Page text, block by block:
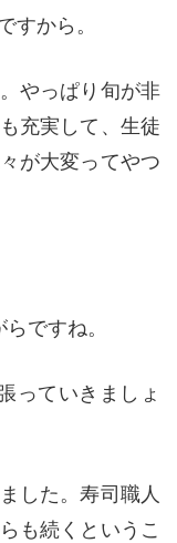
すから。
やっぱり旬が非
充実して、生徒
が大変ってやつ
ですね。
っていきましょ
した。寿司職人
も続くというこ